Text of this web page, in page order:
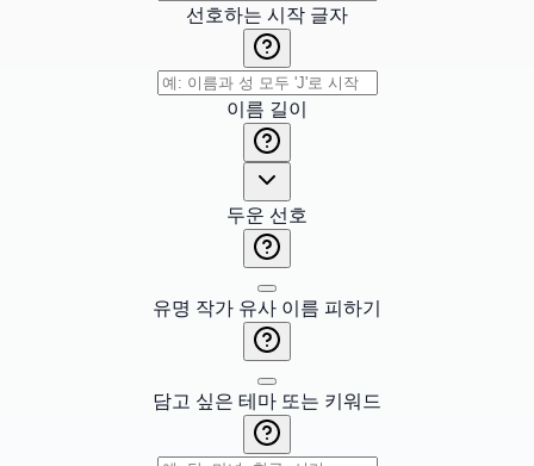
선호하는 시작 글자
이름 길이
두운 선호
유명 작가 유사 이름 피하기
담고 싶은 테마 또는 키워드